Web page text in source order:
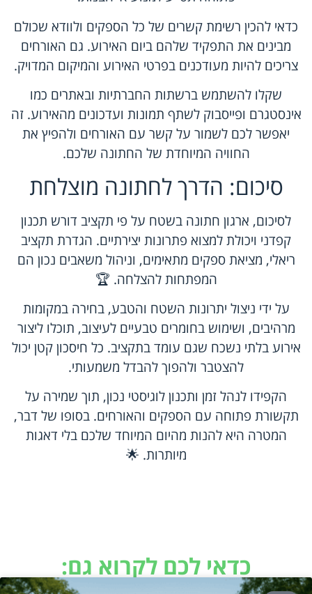
כדאי להכין רשימת קשרים של כל הספקים ולוודא שכולם
מבינים את התפקיד שלהם ביום האירוע. גם האורחים
צריכים להיות מעודכנים בפרטי האירוע והמיקום המדויק.
שקלו להשתמש ברשתות החברתיות ובאתרים כמו
אינסטגרם ופייסבוק לשתף תמונות ועדכונים מהאירוע. זה
יאפשר לכם לשמור על קשר עם האורחים ולהפיץ את
החוויה המיוחדת של החתונה שלכם.
סיכום: הדרך לחתונה מוצלחת
לסיכום, ארגון חתונה בשטח על פי תקציב דורש תכנון
קפדני ויכולת למצוא פתרונות יצירתיים. הגדרת תקציב
ריאלי, מציאת ספקים מתאימים, וניהול משאבים נכון הם
המפתחות להצלחה. 🏆
על ידי ניצול יתרונות השטח והטבע, בחירה במקומות
מרהיבים, ושימוש בחומרים טבעיים לעיצוב, תוכלו ליצור
אירוע בלתי נשכח שגם עומד בתקציב. כל חיסכון קטן יכול
להצטבר ולהפוך להבדל משמעותי.
הקפידו לנהל זמן ותכנון לוגיסטי נכון, תוך שמירה על
תקשורת פתוחה עם הספקים והאורחים. בסופו של דבר,
המטרה היא להנות מהיום המיוחד שלכם בלי דאגות
מיותרות. 🌟
כדאי לכם לקרוא גם: